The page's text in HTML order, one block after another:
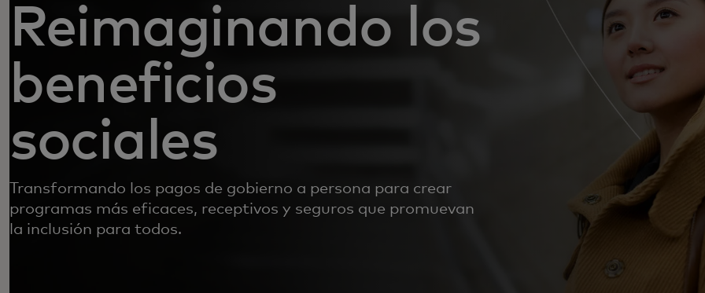
Reimaginando los
beneficios
sociales
Transformando los pagos de gobierno a persona para crear
programas más eficaces, receptivos y seguros que promuevan
la inclusión para todos.